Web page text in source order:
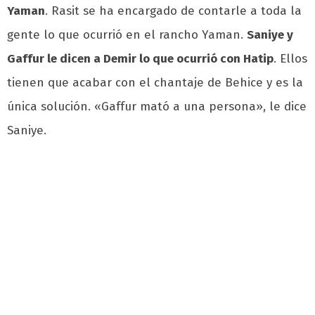
Yaman. Rasit se ha encargado de contarle a toda la
gente lo que ocurrió en el rancho Yaman. Saniye y
Gaffur le dicen a Demir lo que ocurrió con Hatip. Ellos
tienen que acabar con el chantaje de Behice y es la
única solución. «Gaffur mató a una persona», le dice
Saniye.